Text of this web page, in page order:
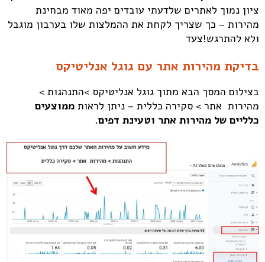
ציון נמוך לאתרים שלדעתי עובדים יפה מאוד מבחינת
מהירות – כך שצריך לקחת את ההמלצות שלו בערבון מוגבל
ולא להתרגש!צעד
בדיקת מהירות אתר עם גוגל אנליטיקס
בצילום המסך הבא מתוך גוגל אנליטיקס >התנהגות >
מהירות אתר > סקירה כללית – ניתן לראות ממוצעים
כלליים של מהירות אתר וטעינת דפים.